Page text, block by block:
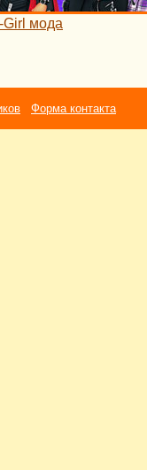
Girl мода
Форма контакта